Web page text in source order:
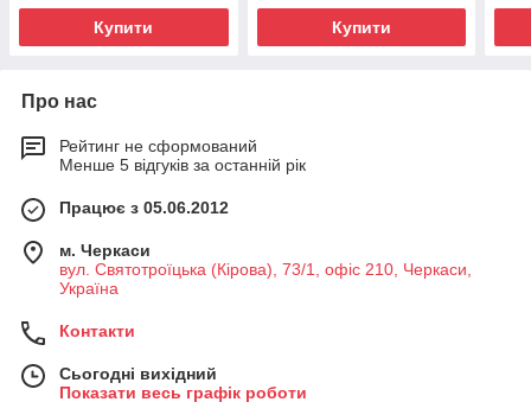
Купити Купити
Про нас
Рейтинг не сформований
Менше 5 відгуків за останній рік
Працює з 05.06.2012
м. Черкаси
вул. Святотроїцька (Кірова), 73/1, офіс 210, Черкаси,
Україна
Контакти
Сьогодні вихідний
Показати весь графік роботи